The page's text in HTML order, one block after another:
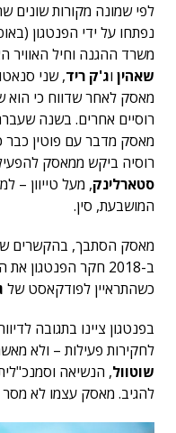
לפי שמונה מקורות שונים
נפתחו על ידי הפנטגון
משרד ההגנה וחיל האוויר
שאהין וג'ק ריד, שני
מאסק לאחר שדווח כי הוא
רוסיים אחרים. בשנה
מאסק מדבר עם פוטין כבר
רוסיה ביקש ממאסק
סטארלינק, מעל טייוון –
המושבעת, סין.
מאסק הסתבך, בהקשרים של
ב-2018 חקר
כשהתראיין לפודקאסט של
בפנטגון ציינו בתגובה
לחקירות פעילות – ולא
שוטוול
להגיב. מאסק עצמו לא מסר